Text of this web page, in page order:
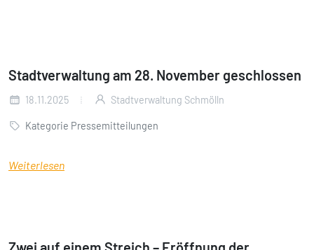
Stadtverwaltung am 28. November geschlossen
18.11.2025 Stadtverwaltung Schmölln
Kategorie Pressemitteilungen
Weiterlesen